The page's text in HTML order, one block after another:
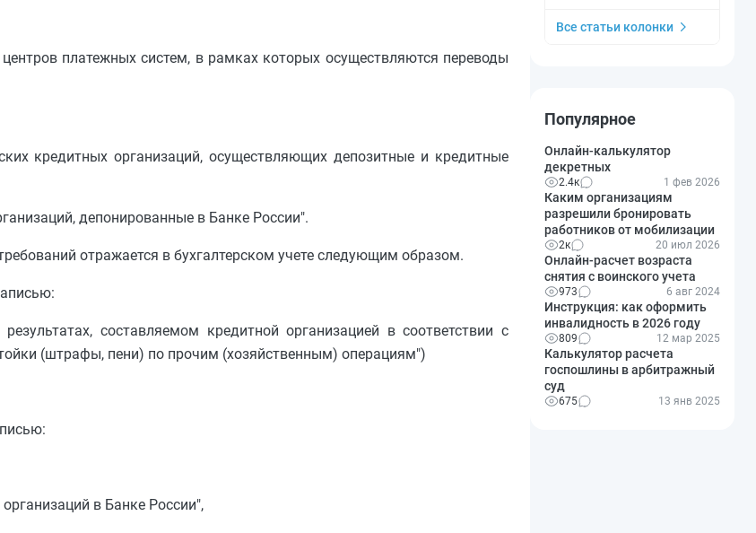
платежных систем, в рамках которых осуществляются переводы
кредитных организаций, осуществляющих депозитные и кредитные
депонированные в Банке России".
отражается в бухгалтерском учете следующим образом.
составляемом кредитной организацией в соответствии с
(штрафы, пени) по прочим (хозяйственным) операциям")
в Банке России",
Все статьи колонки
Популярное
Онлайн-калькулятор
декретных
2.4к 1 фев 2026
Каким организациям
разрешили бронировать
работников от мобилизации
2к 20 июл 2026
Онлайн-расчет возраста
снятия с воинского учета
973 6 авг 2024
Инструкция: как оформить
инвалидность в 2026 году
809 12 мар 2025
Калькулятор расчета
госпошлины в арбитражный
суд
675 13 янв 2025